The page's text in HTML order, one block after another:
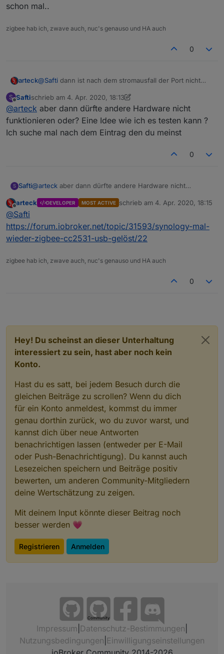
schon mal..
zigbee hab ich, zwave auch, nuc's genauso und HA auch
0
arteck@Safti dann ist nach dem stromausfall der Port nicht
schon mal..
S
Offline
Saftischrieb am 4. Apr. 2020, 18:13
zuletzt editiert von Safti4. Apr. 2020, 20:14
@arteck aber dann dürfte andere Hardware nicht
funktionieren oder? Eine Idee wie ich es testen kann ?
Ich suche mal nach dem Eintrag den du meinst
0
S Safti@arteck aber dann dürfte andere Hardware nicht
suche mal nach dem Eintrag den du meinst
Offline
arteck DEVELOPER MOST ACTIVE schrieb am 4. Apr. 2020, 18:15
zuletzt editiert von
@Safti
https://forum.iobroker.net/topic/31593/synology-mal-
wieder-zigbee-cc2531-usb-gelöst/22
zigbee hab ich, zwave auch, nuc's genauso und HA auch
0
Hey! Du scheinst an dieser Unterhaltung
interessiert zu sein, hast aber noch kein
Konto.
Hast du es satt, bei jedem Besuch durch die
gleichen Beiträge zu scrollen? Wenn du dich
für ein Konto anmeldest, kommst du immer
genau dorthin zurück, wo du zuvor warst, und
kannst dich über neue Antworten
benachrichtigen lassen (entweder per E-Mail
oder Push-Benachrichtigung). Du kannst auch
Lesezeichen speichern und Beiträge positiv
bewerten, um anderen Community-Mitgliedern
deine Wertschätzung zu zeigen.
Mit deinem Input könnte dieser Beitrag noch
besser werden 💗
Registrieren Anmelden
Community
Impressum Datenschutz-Bestimmungen
Nutzungsbedingungen Einwilligungseinstellungen